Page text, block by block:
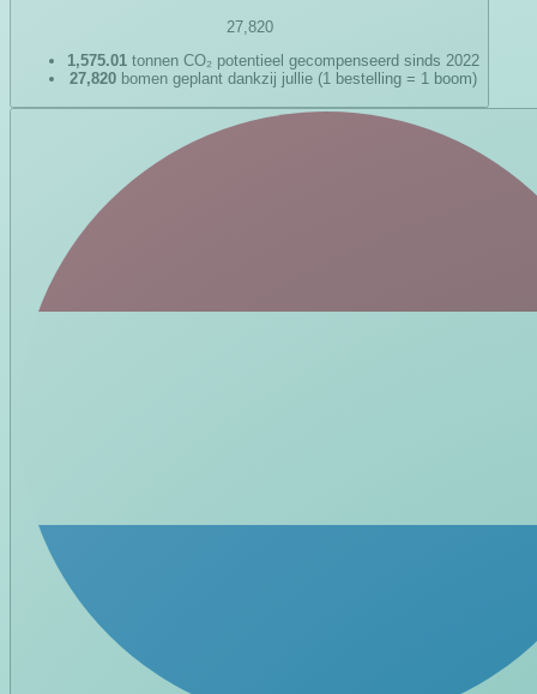
27,820
1,575.01 tonnen CO₂ potentieel gecompenseerd sinds 2022
27,820 bomen geplant dankzij jullie (1 bestelling = 1 boom)